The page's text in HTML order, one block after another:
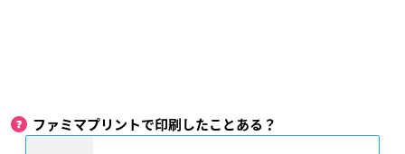
ファミマプリントで印刷したことある？